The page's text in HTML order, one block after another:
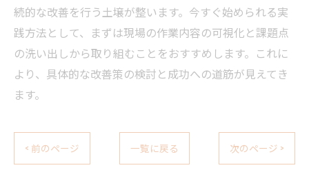
続的な改善を行う土壌が整います。今すぐ始められる実
践方法として、まずは現場の作業内容の可視化と課題点
の洗い出しから取り組むことをおすすめします。これに
より、具体的な改善策の検討と成功への道筋が見えてき
ます。
< 前のページ 一覧に戻る 次のページ >